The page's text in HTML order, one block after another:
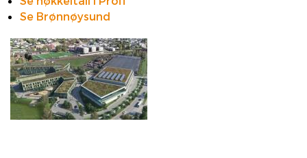
Se Brønnøysund